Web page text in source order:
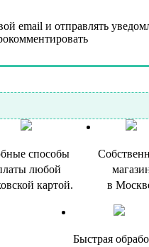
email и отправлять
способы
любой
картой.
в
Быстрая